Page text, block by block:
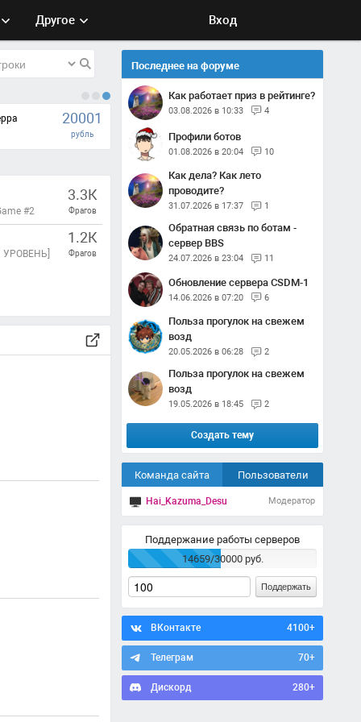
Другое Вход
20001
рубль
#2
3.3К
Фрагов
1.2К
Фрагов
Последнее на форуме
Как работает приз в рейтинге?
03.08.2026 в 10:33 4
Профили ботов
01.08.2026 в 20:04 10
Как дела? Как лето
проводите?
31.07.2026 в 17:37 1
Обратная связь по ботам -
сервер BBS
24.07.2026 в 23:04 11
Обновление сервера CSDM-1
14.06.2026 в 07:20 6
Польза прогулок на свежем
возд
20.05.2026 в 06:28 2
Польза прогулок на свежем
возд
19.05.2026 в 18:45 2
Создать тему
Команда сайта Пользователи
Hai_Kazuma_Desu Модератор
Поддержание работы серверов
14659/30000 руб.
Поддержать
ВКонтакте 4100+
Телеграм 70+
Дискорд 280+